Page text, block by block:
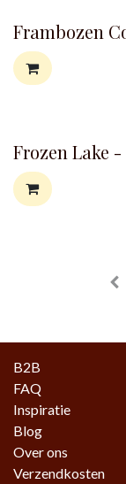
Frambozen
Frozen Lake -
B2B
FAQ
Inspiratie
Blog
Over ons
Verzendkosten